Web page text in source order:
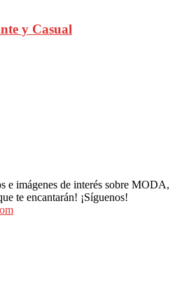
y Casual
imágenes de interés sobre MODA,
te encantarán! ¡Síguenos!